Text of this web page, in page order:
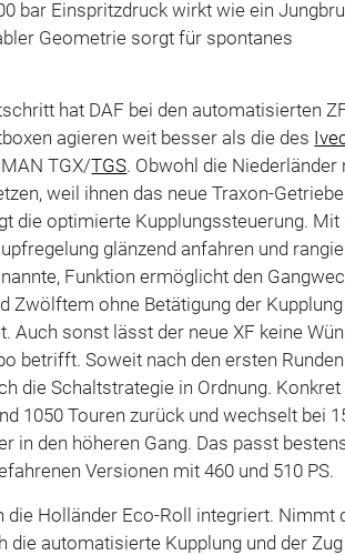
bar Einspritzdruck wirkt wie ein
Geometrie sorgt für spontanes
hat DAF bei den automatisierten
agieren weit besser als die des
TGX/TGS. Obwohl die Niederländer
weil ihnen das neue Traxon-
die optimierte Kupplungssteuerung.
glänzend anfahren und
Funktion ermöglicht den
Zwölftem ohne Betätigung der
Auch sonst lässt der neue XF keine
betrifft. Soweit nach den ersten
die Schaltstrategie in Ordnung.
1050 Touren zurück und wechselt bei
in den höheren Gang. Das passt
Versionen mit 460 und 510 PS.
die Holländer Eco-Roll integriert. Nimmt
die automatisierte Kupplung und der